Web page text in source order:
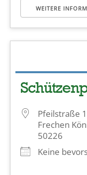
WEITERE
Pfeilstraße
Frechen
50226
Keine